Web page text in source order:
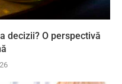
decizii? O perspectivă